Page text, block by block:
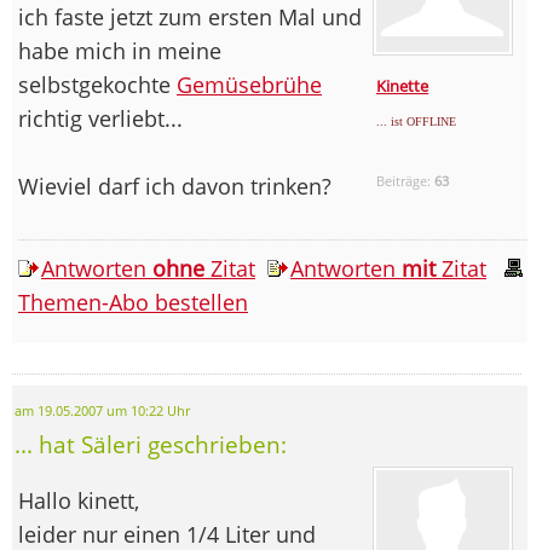
Kinette
... ist OFFLINE
Beiträge:63
ich faste jetzt zum ersten Mal und
habe mich in meine
selbstgekochte Gemüsebrühe
richtig verliebt...
Wieviel darf ich davon trinken?
Antworten ohne Zitat Antworten mitZitat
Themen-Abo bestellen
am 19.05.2007 um 10:22 Uhr
... hat Säleri geschrieben:
Hallo kinett,
leider nur einen 1/4 Liter und